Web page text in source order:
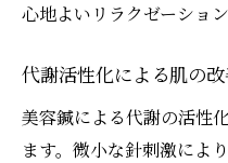
心地よいリラクゼーショ
代謝活性化による肌の
美容鍼による代謝の活性
ます。微小な針刺激によ